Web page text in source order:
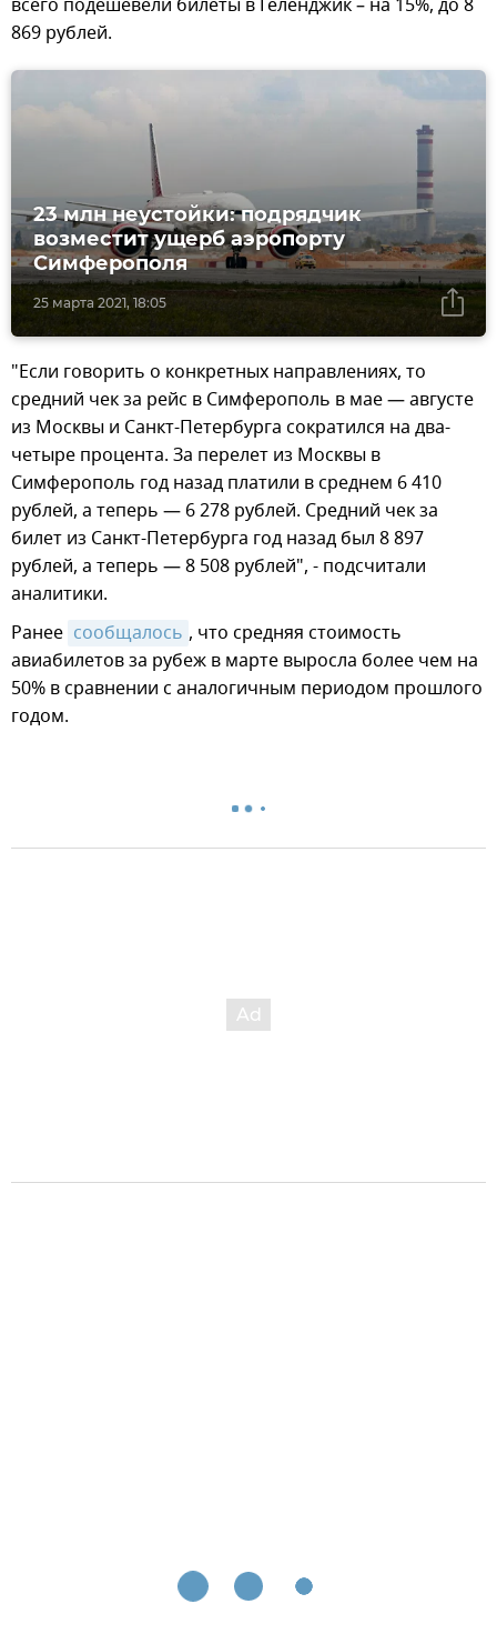
869 рублей.
25 марта 2021, 18:05
23 млн неустойки: подрядчик
возместит ущерб аэропорту
Симферополя
"Если говорить о конкретных направлениях, то
средний чек за рейс в Симферополь в мае — августе
из Москвы и Санкт-Петербурга сократился на два-
четыре процента. За перелет из Москвы в
Симферополь год назад платили в среднем 6 410
рублей, а теперь — 6 278 рублей. Средний чек за
билет из Санкт-Петербурга год назад был 8 897
рублей, а теперь — 8 508 рублей", - подсчитали
аналитики.
Ранее сообщалось , что средняя стоимость
авиабилетов за рубеж в марте выросла более чем на
50% в сравнении с аналогичным периодом прошлого
годом.